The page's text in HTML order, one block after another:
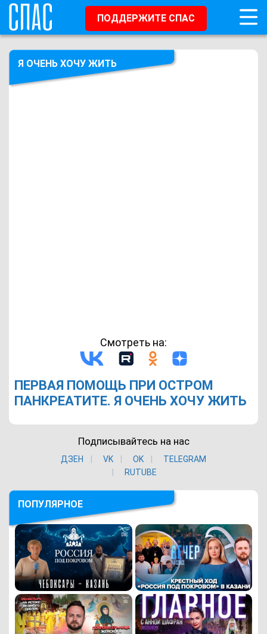
ПОДДЕРЖИТЕ СПАС
Я ОЧЕНЬ ХОЧУ ЖИТЬ
Смотреть на:
ПЕРВАЯ ПОМОЩЬ ПРИ ОСТРОМ
ПАНКРЕАТИТЕ. Я ОЧЕНЬ ХОЧУ ЖИТЬ
Подписывайтесь на нас
ДЗЕН VK ОK
TELEGRAM
RUTUBE
ПОПУЛЯРНОЕ